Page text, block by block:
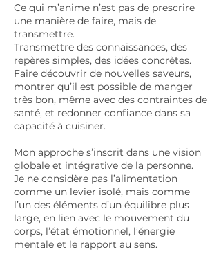
Ce qui m’anime n’est pas de prescrire
une manière de faire, mais de
transmettre.
Transmettre des connaissances, des
repères simples, des idées concrètes.
Faire découvrir de nouvelles saveurs,
montrer qu’il est possible de manger
très bon, même avec des contraintes de
santé, et redonner confiance dans sa
capacité à cuisiner.
Mon approche s’inscrit dans une vision
globale et intégrative de la personne.
Je ne considère pas l’alimentation
comme un levier isolé, mais comme
l’un des éléments d’un équilibre plus
large, en lien avec le mouvement du
corps, l’état émotionnel, l’énergie
mentale et le rapport au sens.